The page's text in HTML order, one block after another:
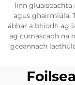
linn gluaiseachta
agus ghairmiúla.
ábhar a bhíodh ag
ag cumascadh na
gceannach